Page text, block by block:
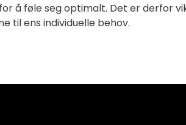
å føle seg optimalt. Det er derfor
til ens individuelle behov.